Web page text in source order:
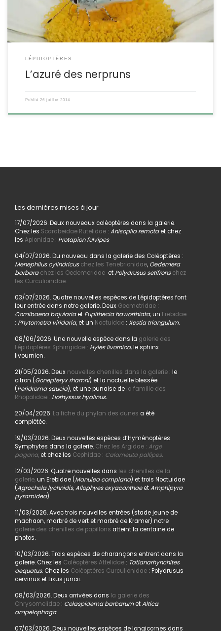
LÉPIDOPTÈRES
L’azuré des nerpruns
Publié 26 juillet 2014
Les dernières mises à jour
17/07/2026. Deux nouveaux coléoptères dans la galerie.
Chez les Scarabeidae Rutelidae: Anisoplia remotaet chez
les Apionidae: Protapion fulvipes
04/07/2026. Du nouveau dans la galerie des Coléoptères :
Menephilus cylindricus chez les Tenebrionidae,Oedemera
barbara chez les Oedemeridaeet Polydrusus setifrons chez
les Curculionidae.
03/07/2026. Quatre nouvelles espèces de Lépidoptères font
leur entrée dans notre galerie. Deux Geometridae:
Comibaena bajulariaet Eupithecia haworthiata,un Erebidae
: Phytometra viridaria, et un Noctuidae: Xestia triangulum.
08/06/2026. Une nouvelle espèce dans la galerie des
Lépidoptères Sphingidae: Hyles livornica,le sphinx
livournien.
21/05/2026. Deux nouvelles chenilles dans la galerie : le
citron (Gonepteryx rhamni) et la noctuelle blessée
(Peridroma saucia), et une punaise dela famille des
Rhopalidae : Liorhyssus hyalinus.
20/04/2026. La fiche du phylan des dunes a été
complétée.
19/03/2026. Deux nouvelles espèces d’Hyménoptères
Symphytes dans la galerie. Chez les Argidae : Arge
pagana,et chez les Cephidae : Calameuta pallipes.
12/03/2026. Quatre nouvelles dans les chenilles de la
galerie,un Erebidae (Manulea complana) et trois Noctuidae
(Agrochola lychnidis, Allophyes oxyacanthaeetAmphipyra
pyramidea).
11/03/2026. Avec trois nouvelles entrées (stade jeune de
machaon, marbré de vert et marbré de Kramer) notre
galerie des chenilles de papillons atteint la centaine de
photos.
10/03/2026. Trois espèces de charançons entrent dans la
galerie. Chez les Coléoptères Attelidae: Tatianarhynchites
aequatus. Chez les Coléoptères Curculionidae: Polydrusus
cervinus et Lixus juncii.
08/03/2026. Deux arrivées dans la galerie des
Chrysomelidae: Colaspidema barbarumetAltica
ampelophaga.
07/03/2026. Deux nouvelles espèces de longicornes dans